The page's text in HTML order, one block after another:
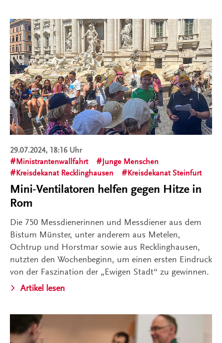
29.07.2024, 18:16 Uhr
Ministrantenwallfahrt
Junge Menschen
Kreisdekanat Recklinghausen
Kreisdekanat Steinfurt
Mini-Ventilatoren helfen gegen Hitze in
Rom
Die 750 Messdienerinnen und Messdiener aus dem
Bistum Münster, unter anderem aus Metelen,
Ochtrup und Horstmar sowie aus Recklinghausen,
nutzten den Wochenbeginn, um einen ersten Eindruck
von der Faszination der „Ewigen Stadt“ zu gewinnen.
Artikel lesen